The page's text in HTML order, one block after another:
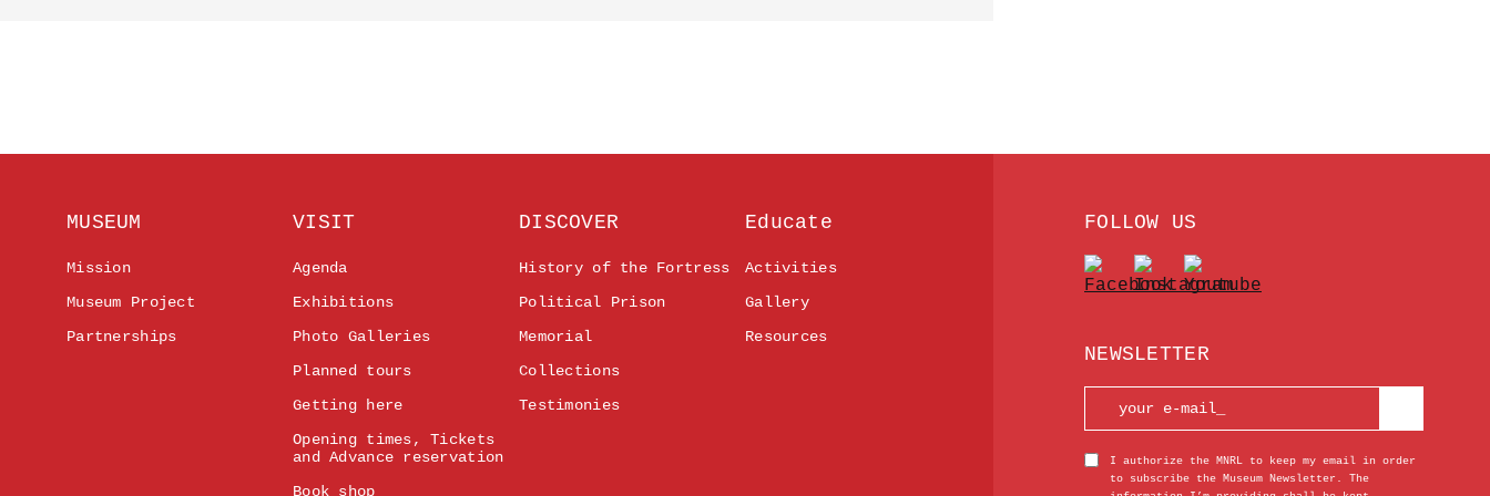
MUSEUM
Mission
Museum Project
Partnerships
VISIT
Agenda
Exhibitions
Photo Galleries
Planned tours
Getting here
Opening times, Tickets
and Advance reservation
Book shop
DISCOVER
History of the Fortress
Political Prison
Memorial
Collections
Testimonies
Educate
Activities
Gallery
Resources
FOLLOW US
NEWSLETTER
I authorize the MNRL to keep my email in order
to subscribe the Museum Newsletter. The